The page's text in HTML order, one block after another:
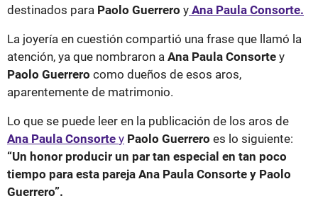
destinados para Paolo Guerrero y Ana Paula Consorte.
La joyería en cuestión compartió una frase que llamó la
atención, ya que nombraron a Ana Paula Consorte y
Paolo Guerrero como dueños de esos aros,
aparentemente de matrimonio.
Lo que se puede leer en la publicación de los aros de
Ana Paula Consorte y Paolo Guerrero es lo siguiente:
“Un honor producir un par tan especial en tan poco
tiempo para esta pareja Ana Paula Consorte y Paolo
Guerrero”.